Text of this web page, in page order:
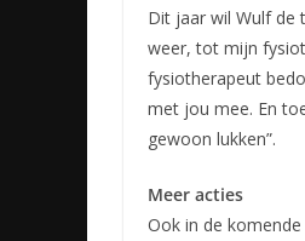
Dit jaar wil Wulf de
weer, tot mijn
fysiotherapeut
met jou mee. En
gewoon lukken”.
Meer acties
Ook in de